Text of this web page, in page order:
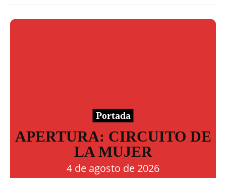
Portada
APERTURA: CIRCUITO DE
LA MUJER
4 de agosto de 2026